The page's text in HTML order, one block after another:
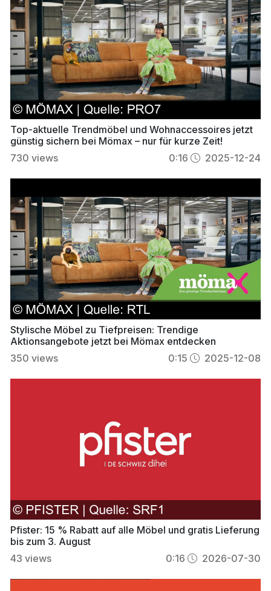
Top-aktuelle Trendmöbel und Wohnaccessoires jetzt
günstig sichern bei Mömax – nur für kurze Zeit!
730 views 0:16 2025-12-24
Stylische Möbel zu Tiefpreisen: Trendige
Aktionsangebote jetzt bei Mömax entdecken
350 views 0:15 2025-12-08
Pfister: 15 % Rabatt auf alle Möbel und gratis Lieferung
bis zum 3. August
43 views 0:16 2026-07-30